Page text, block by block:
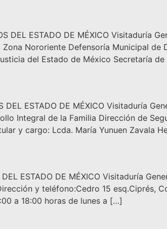
DEL ESTADO DE MÉXICO Visitaduría
Nororiente Defensoría Municipal de
del Estado de México Secretaría
DEL ESTADO DE MÉXICO Visitaduría
Integral de la Familia Dirección de
y cargo: Lcda. María Yunuen Zavala
DEL ESTADO DE MÉXICO Visitaduría
y teléfono:Cedro 15 esq.Ciprés,
a 18:00 horas de lunes a […]